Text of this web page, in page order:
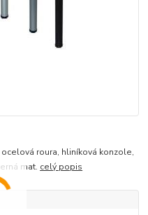
roura, hliníková konzole,
mat. celý popis